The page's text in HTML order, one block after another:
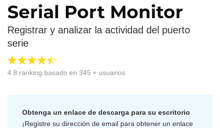
Serial Port Monitor
Registrar y analizar la actividad del puerto
serie
4.8 ranking basado en 345 + usuarios
Obtenga un enlace de descarga para su escritorio
¡Registre su dirección de email para obtener un enlace